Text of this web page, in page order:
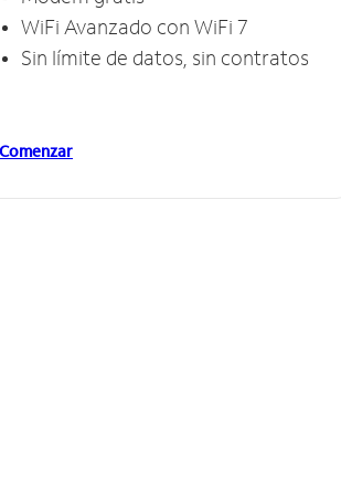
WiFi Avanzado con WiFi 7
Sin límite de datos, sin contratos
Comenzar